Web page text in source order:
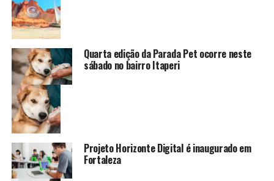
Quarta edição da Parada Pet ocorre neste
sábado no bairro Itaperi
Projeto Horizonte Digital é inaugurado em
Fortaleza